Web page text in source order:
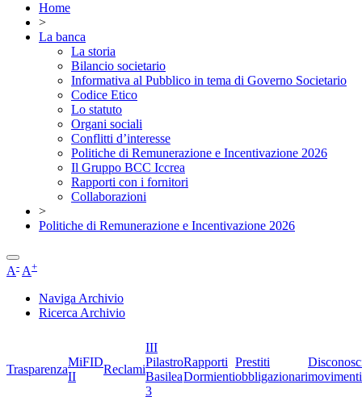
Home
>
La banca
La storia
Bilancio societario
Informativa al Pubblico in tema di Governo Societario
Codice Etico
Lo statuto
Organi sociali
Conflitti d’interesse
Politiche di Remunerazione e Incentivazione 2026
Il Gruppo BCC Iccrea
Rapporti con i fornitori
Collaborazioni
>
Politiche di Remunerazione e Incentivazione 2026
A- A+
Naviga Archivio
Ricerca Archivio
Trasparenza
MiFID
II
Reclami
III
Pilastro
Basilea
3
Rapporti
Dormienti
Prestiti
obbligazionarimovimenti